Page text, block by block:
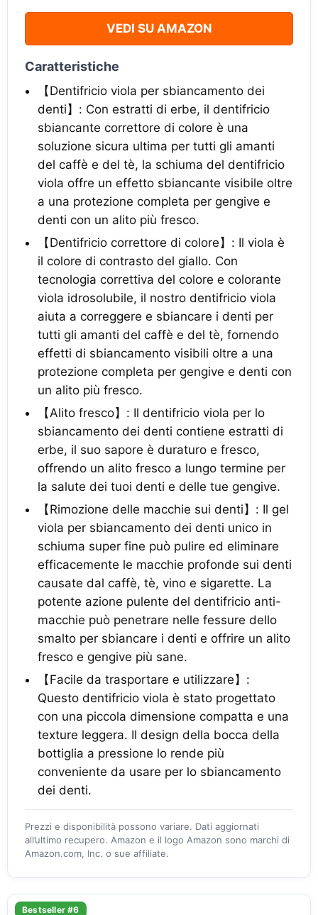
VEDI SU AMAZON
Caratteristiche
【Dentifricio viola per sbiancamento dei
denti】: Con estratti di erbe, il dentifricio
sbiancante correttore di colore è una
soluzione sicura ultima per tutti gli amanti
del caffè e del tè, la schiuma del dentifricio
viola offre un effetto sbiancante visibile oltre
a una protezione completa per gengive e
denti con un alito più fresco.
【Dentifricio correttore di colore】: Il viola è
il colore di contrasto del giallo. Con
tecnologia correttiva del colore e colorante
viola idrosolubile, il nostro dentifricio viola
aiuta a correggere e sbiancare i denti per
tutti gli amanti del caffè e del tè, fornendo
effetti di sbiancamento visibili oltre a una
protezione completa per gengive e denti con
un alito più fresco.
【Alito fresco】: Il dentifricio viola per lo
sbiancamento dei denti contiene estratti di
erbe, il suo sapore è duraturo e fresco,
offrendo un alito fresco a lungo termine per
la salute dei tuoi denti e delle tue gengive.
【Rimozione delle macchie sui denti】: Il gel
viola per sbiancamento dei denti unico in
schiuma super fine può pulire ed eliminare
efficacemente le macchie profonde sui denti
causate dal caffè, tè, vino e sigarette. La
potente azione pulente del dentifricio anti-
macchie può penetrare nelle fessure dello
smalto per sbiancare i denti e offrire un alito
fresco e gengive più sane.
【Facile da trasportare e utilizzare】:
Questo dentifricio viola è stato progettato
con una piccola dimensione compatta e una
texture leggera. Il design della bocca della
bottiglia a pressione lo rende più
conveniente da usare per lo sbiancamento
dei denti.
Prezzi e disponibilità possono variare. Dati aggiornati
all’ultimo recupero. Amazon e il logo Amazon sono marchi di
Amazon.com, Inc. o sue affiliate.
Bestseller #6